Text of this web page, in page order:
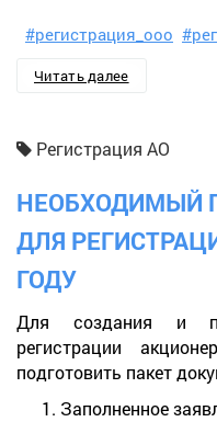
#регистрация_ооо
Читать далее
Регистрация АО
НЕОБХОДИМЫЙ
ДЛЯ
ГОДУ
Для создания и
регистрации
подготовить пакет
Заполненное